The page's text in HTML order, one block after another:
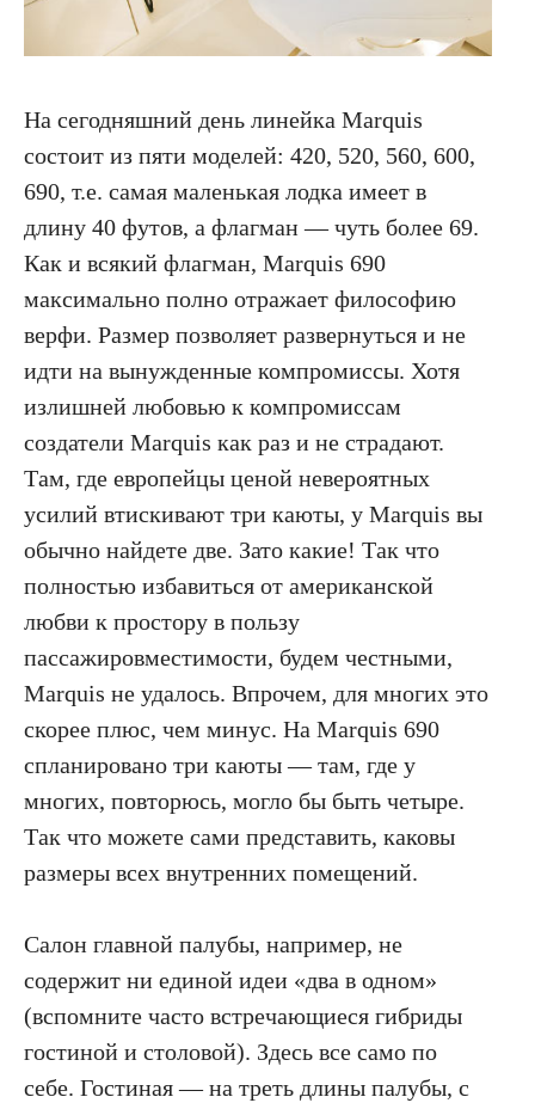
На сегодняшний день линейка Marquis
состоит из пяти моделей: 420, 520, 560, 600,
690, т.е. самая маленькая лодка имеет в
длину 40 футов, а флагман — чуть более 69.
Как и всякий флагман, Marquis 690
максимально полно отражает философию
верфи. Размер позволяет развернуться и не
идти на вынужденные компромиссы. Хотя
излишней любовью к компромиссам
создатели Marquis как раз и не страдают.
Там, где европейцы ценой невероятных
усилий втискивают три каюты, у Marquis вы
обычно найдете две. Зато какие! Так что
полностью избавиться от американской
любви к простору в пользу
пассажировместимости, будем честными,
Marquis не удалось. Впрочем, для многих это
скорее плюс, чем минус. На Marquis 690
спланировано три каюты — там, где у
многих, повторюсь, могло бы быть четыре.
Так что можете сами представить, каковы
размеры всех внутренних помещений.
Салон главной палубы, например, не
содержит ни единой идеи «два в одном»
(вспомните часто встречающиеся гибриды
гостиной и столовой). Здесь все само по
себе. Гостиная — на треть длины палубы, с